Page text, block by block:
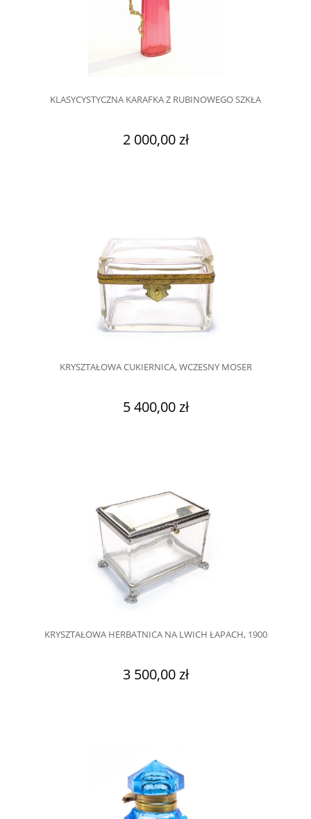
KLASYCYSTYCZNA KARAFKA Z RUBINOWEGO SZKŁA
2 000,00 zł
KRYSZTAŁOWA CUKIERNICA, WCZESNY MOSER
5 400,00 zł
KRYSZTAŁOWA HERBATNICA NA LWICH ŁAPACH, 1900
3 500,00 zł